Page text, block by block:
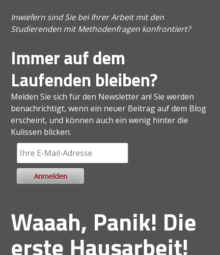
Inwiefern sind Sie bei Ihrer Arbeit mit den
Studierenden mit Methodenfragen konfrontiert?
Immer auf dem
Laufenden bleiben?
Melden Sie sich für den Newsletter an! Sie werden
benachrichtigt, wenn ein neuer Beitrag auf dem Blog
erscheint, und können auch ein wenig hinter die
Kulissen blicken.
Waaah, Panik! Die
erste Hausarbeit!